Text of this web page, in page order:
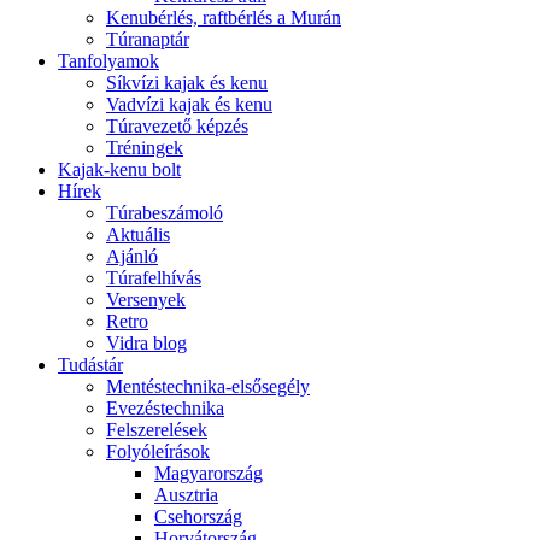
Kenubérlés, raftbérlés a Murán
Túranaptár
Tanfolyamok
Síkvízi kajak és kenu
Vadvízi kajak és kenu
Túravezető képzés
Tréningek
Kajak-kenu bolt
Hírek
Túrabeszámoló
Aktuális
Ajánló
Túrafelhívás
Versenyek
Retro
Vidra blog
Tudástár
Mentéstechnika-elsősegély
Evezéstechnika
Felszerelések
Folyóleírások
Magyarország
Ausztria
Csehország